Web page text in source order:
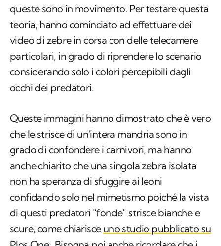
queste sono in movimento. Per testare questa
teoria, hanno cominciato ad effettuare dei
video di zebre in corsa con delle telecamere
particolari, in grado di riprendere lo scenario
considerando solo i colori percepibili dagli
occhi dei predatori.
Queste immagini hanno dimostrato che è vero
che le strisce di un'intera mandria sono in
grado di confondere i carnivori, ma hanno
anche chiarito che una singola zebra isolata
non ha speranza di sfuggire ai leoni
confidando solo nel mimetismo poiché la vista
di questi predatori "fonde" strisce bianche e
scure, come chiarisce uno studio pubblicato su